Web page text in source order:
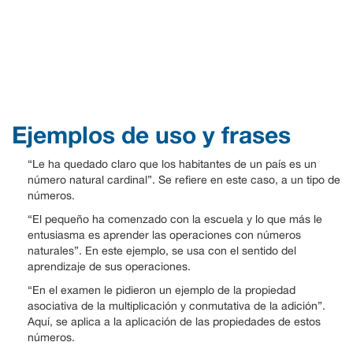
Ejemplos de uso y frases
“Le ha quedado claro que los habitantes de un país es un
número natural cardinal”. Se refiere en este caso, a un tipo de
números.
“El pequeño ha comenzado con la escuela y lo que más le
entusiasma es aprender las operaciones con números
naturales”. En este ejemplo, se usa con el sentido del
aprendizaje de sus operaciones.
“En el examen le pidieron un ejemplo de la propiedad
asociativa de la multiplicación y conmutativa de la adición”.
Aquí, se aplica a la aplicación de las propiedades de estos
números.